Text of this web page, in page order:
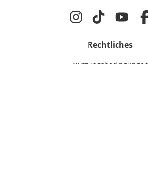
Rechtliches
Nutzungsbedingungen